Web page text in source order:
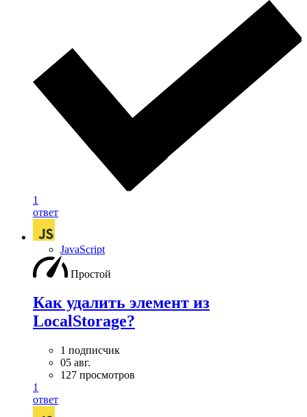
1
ответ
JavaScript
Простой
Как удалить элемент из
LocalStorage?
1 подписчик
05 авг.
127 просмотров
1
ответ